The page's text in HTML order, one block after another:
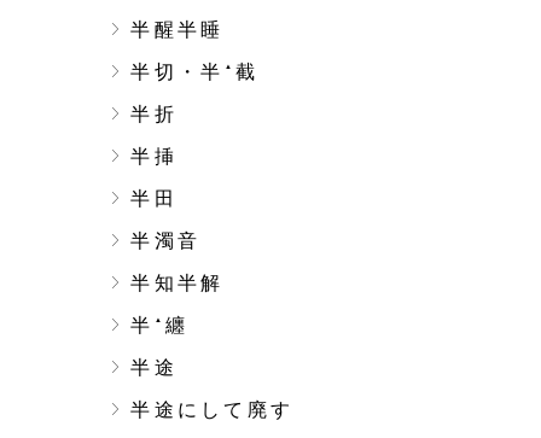
半醒半睡
半切・半
▲ 截
半折
半挿
半田
半濁音
半知半解
半
▲ 纏
半途
半途にして廃す